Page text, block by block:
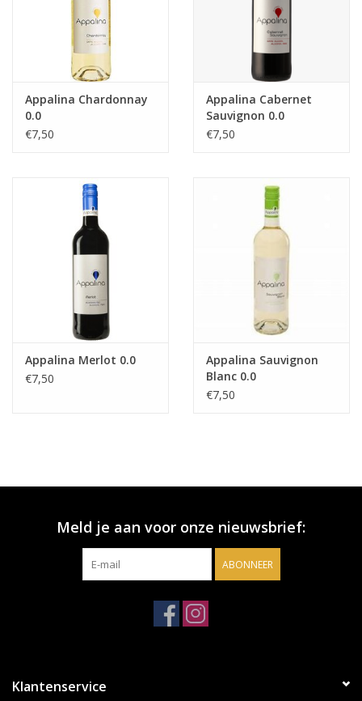
Appalina Chardonnay
0.0
€7,50
Appalina Cabernet
Sauvignon 0.0
€7,50
Appalina Merlot 0.0
€7,50
Appalina Sauvignon
Blanc 0.0
€7,50
Meld je aan voor onze nieuwsbrief:
ABONNEER
Klantenservice